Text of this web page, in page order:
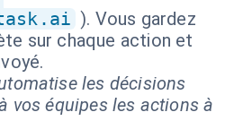
). Vous gardez
sur chaque action et
les décisions
vos équipes les actions à